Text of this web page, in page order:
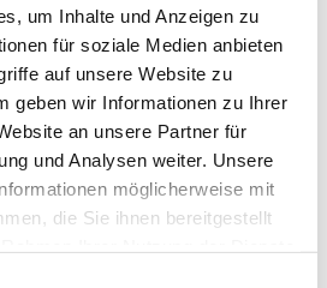
um Inhalte und Anzeigen zu
für soziale Medien anbieten
auf unsere Website zu
geben wir Informationen zu Ihrer
an unsere Partner für
und Analysen weiter. Unsere
möglicherweise mit
die Sie ihnen bereitgestellt
Durchmesser. Im
solche Bauwerke
dass sie einem
standhalten, das
nur einmal in hundert Jahren
es auch noch grössere
einem solchen Ereignis